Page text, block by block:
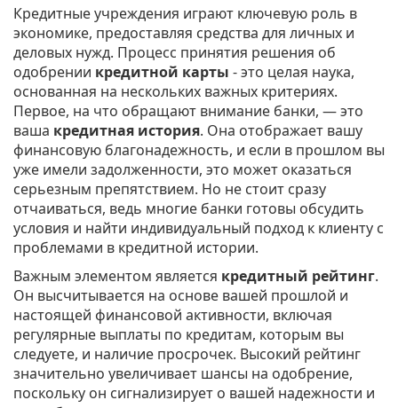
Кредитные учреждения играют ключевую роль в
экономике, предоставляя средства для личных и
деловых нужд. Процесс принятия решения об
одобрении кредитной карты - это целая наука,
основанная на нескольких важных критериях.
Первое, на что обращают внимание банки, — это
ваша кредитная история. Она отображает вашу
финансовую благонадежность, и если в прошлом вы
уже имели задолженности, это может оказаться
серьезным препятствием. Но не стоит сразу
отчаиваться, ведь многие банки готовы обсудить
условия и найти индивидуальный подход к клиенту с
проблемами в кредитной истории.
Важным элементом является кредитный рейтинг.
Он высчитывается на основе вашей прошлой и
настоящей финансовой активности, включая
регулярные выплаты по кредитам, которым вы
следуете, и наличие просрочек. Высокий рейтинг
значительно увеличивает шансы на одобрение,
поскольку он сигнализирует о вашей надежности и